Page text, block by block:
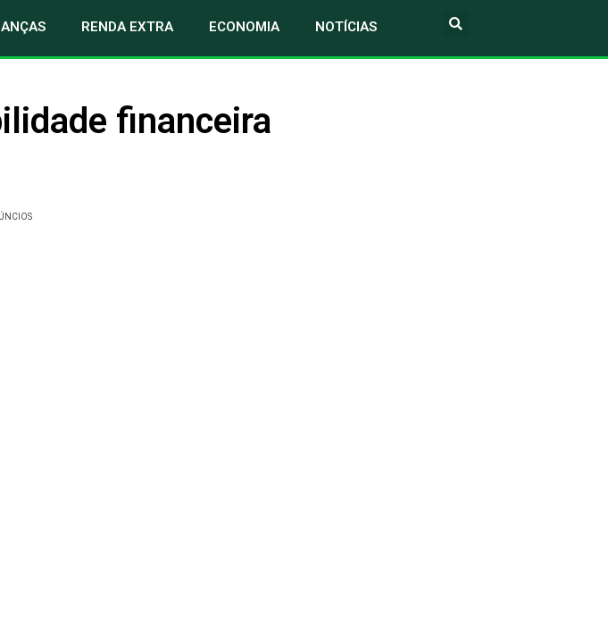
RENDA EXTRA ECONOMIA NOTÍCIAS
financeira